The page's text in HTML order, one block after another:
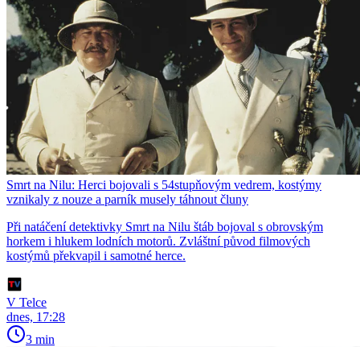
Smrt na Nilu: Herci bojovali s 54stupňovým vedrem, kostýmy
vznikaly z nouze a parník musely táhnout čluny
Při natáčení detektivky Smrt na Nilu štáb bojoval s obrovským
horkem i hlukem lodních motorů. Zvláštní původ filmových
kostýmů překvapil i samotné herce.
V Telce
dnes, 17:28
3 min